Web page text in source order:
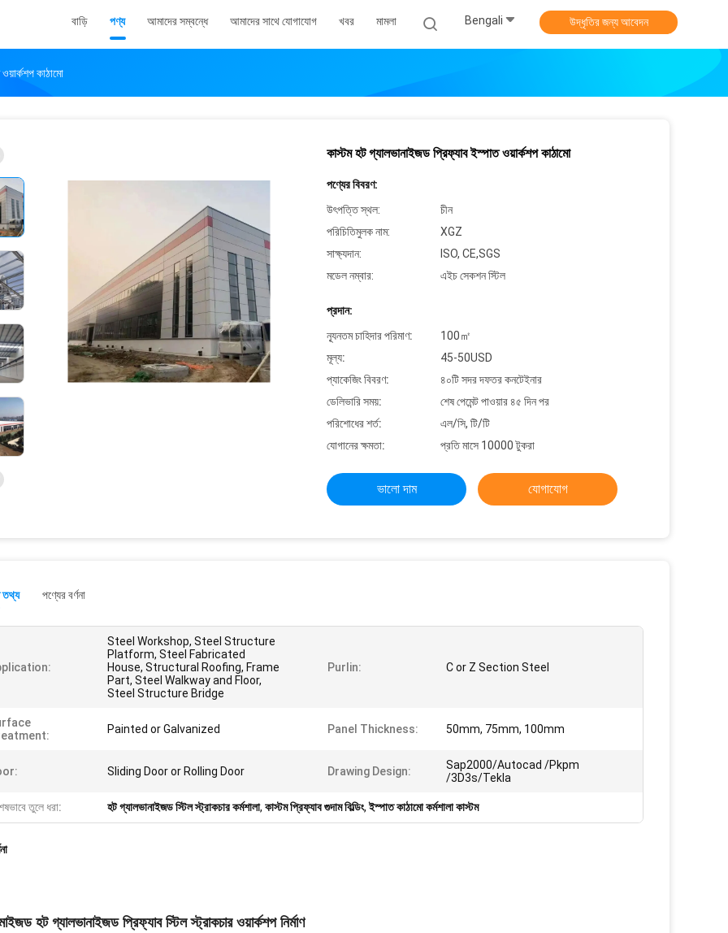
বাড়ি পণ্য আমাদের সম্বন্ধে আমাদের সাথে যোগাযোগ খবর মামলা Bengali উদ্ধৃতির জন্য আবেদন
কাঠামো
কাস্টম হট গ্যালভানাইজড প্রিফ্যাব ইস্পাত ওয়ার্কশপ কাঠামো
পণ্যের বিবরণ:
উৎপত্তি স্থল:
চীন
পরিচিতিমুলক নাম:
XGZ
সাক্ষ্যদান:
ISO, CE,SGS
মডেল নম্বার:
এইচ সেকশন স্টিল
প্রদান:
ন্যূনতম চাহিদার পরিমাণ:
100㎡
মূল্য:
45-50USD
প্যাকেজিং বিবরণ:
৪০টি সদর দফতর কনটেইনার
ডেলিভারি সময়:
শেষ পেমেন্ট পাওয়ার ৪৫ দিন পর
পরিশোধের শর্ত:
এল/সি, টি/টি
যোগানের ক্ষমতা:
প্রতি মাসে 10000 টুকরা
ভালো দাম যোগাযোগ
তথ্য পণ্যের বর্ণনা
Steel Workshop, Steel Structure
Platform, Steel Fabricated
House, Structural Roofing, Frame
Part, Steel Walkway and Floor,
Steel Structure Bridge
Purlin: C or Z Section Steel
Painted or Galvanized Panel Thickness: 50mm, 75mm, 100mm
Sliding Door or Rolling Door Drawing Design:
Sap2000/Autocad /Pkpm
/3D3s/Tekla
তুলে ধরা: হট গ্যালভানাইজড স্টিল স্ট্রাকচার কর্মশালা, কাস্টম প্রিফ্যাব গুদাম বিল্ডিং,ইস্পাত কাঠামো কর্মশালা কাস্টম
হট গ্যালভানাইজড প্রিফ্যাব স্টিল স্ট্রাকচার ওয়ার্কশপ নির্মাণ